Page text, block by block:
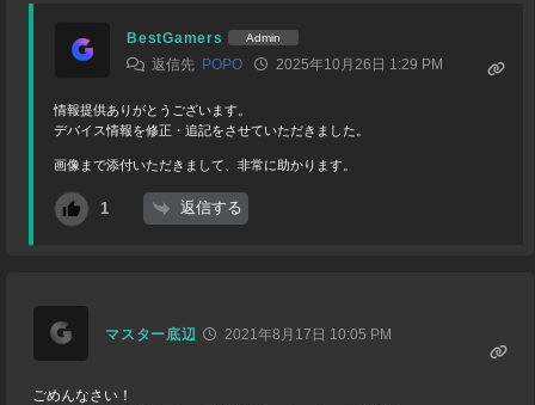
BestGamers Admin
返信先 POPO 2025年10月26日 1:29 PM
情報提供ありがとうございます。
デバイス情報を修正・追記をさせていただきました。
画像まで添付いただきまして、非常に助かります。
1 返信する
マスター底辺 2021年8月17日 10:05 PM
ごめんなさい！